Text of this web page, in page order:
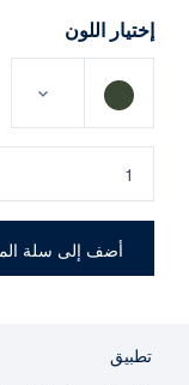
إختيار اللون
تطبيق